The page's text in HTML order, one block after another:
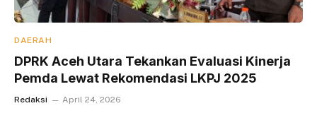
DAERAH
DPRK Aceh Utara Tekankan Evaluasi Kinerja
Pemda Lewat Rekomendasi LKPJ 2025
Redaksi April 24, 2026